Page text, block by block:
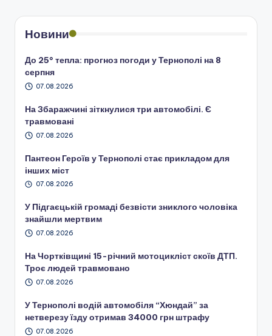
Новини
До 25° тепла: прогноз погоди у Тернополі на 8
серпня
07.08.2026
На Збаражчині зіткнулися три автомобілі. Є
травмовані
07.08.2026
Пантеон Героїв у Тернополі стає прикладом для
інших міст
07.08.2026
У Підгаєцькій громаді безвісти зниклого чоловіка
знайшли мертвим
07.08.2026
На Чортківщині 15-річний мотоцикліст скоїв ДТП.
Троє людей травмовано
07.08.2026
У Тернополі водій автомобіля “Хюндай” за
нетверезу їзду отримав 34000 грн штрафу
07.08.2026